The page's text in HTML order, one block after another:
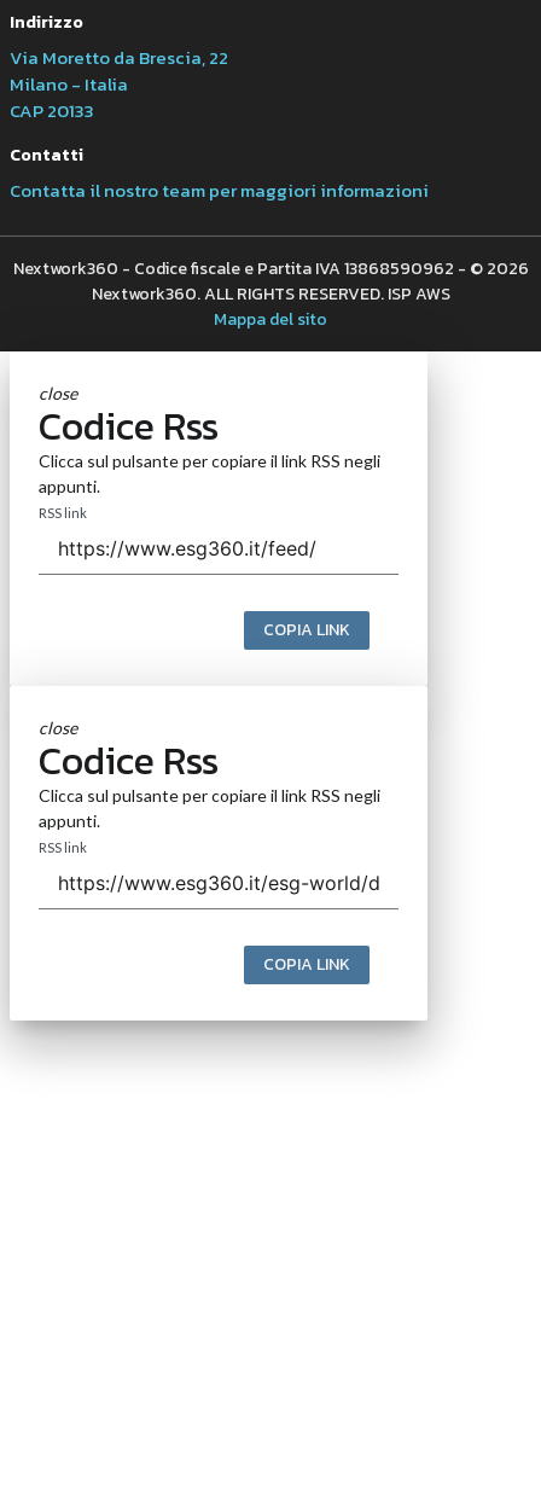
Indirizzo
Via Moretto da Brescia, 22
Milano - Italia
CAP 20133
Contatti
Contatta il nostro team per maggiori informazioni
Nextwork360 - Codice fiscale e Partita IVA 13868590962 - © 2026
Nextwork360. ALL RIGHTS RESERVED. ISP AWS
Mappa del sito
close
Codice Rss
Clicca sul pulsante per copiare il link RSS negli
appunti.
RSS link
COPIA LINK
close
Codice Rss
Clicca sul pulsante per copiare il link RSS negli
appunti.
RSS link
COPIA LINK